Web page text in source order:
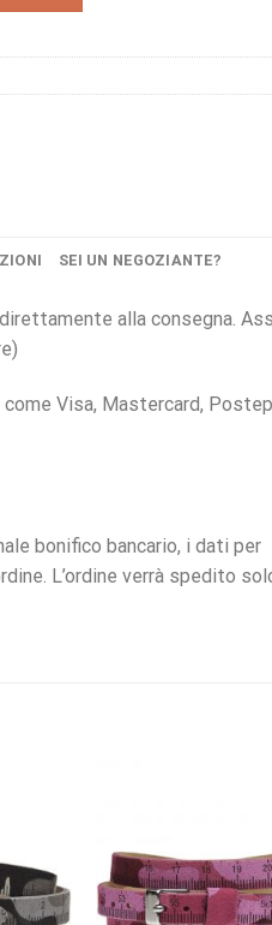
SEI UN NEGOZIANTE?
alla consegna.
Visa, Mastercard,
bonifico bancario, i dati per
L’ordine verrà spedito